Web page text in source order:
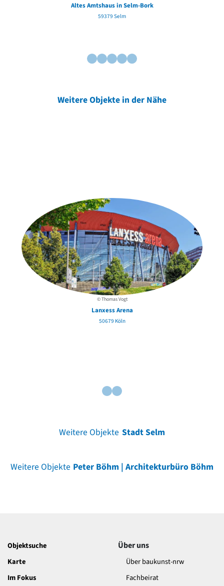
Altes Amtshaus in Selm-Bork
59379 Selm
Weitere Objekte in der Nähe
© Thomas Vogt
Lanxess Arena
50679 Köln
Weitere Objekte Stadt Selm
Weitere Objekte Peter Böhm | Architekturbüro Böhm
Objektsuche
Karte
Im Fokus
Über uns
Über baukunst-nrw
Fachbeirat